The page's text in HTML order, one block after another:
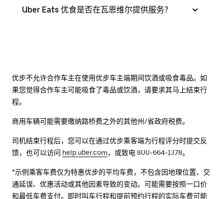
Uber Eats 优食是否在瓦恩维尔提供服务？
优步不允许合作车主在使用优步车主端期间饮酒或吸食毒品。如
果您觉得合作车主可能吸食了毒品或饮酒，请要求其马上结束行
程。
商用车辆可能需要缴纳路桥费之外的其他州/省政府税费。
司机结束行程后，您可以在通过优步乘客端为行程评分时提交反
馈，也可以访问 help.uber.com，或致电 800-664-1378。
*示例乘客车费仅为特惠优步的平均车费，不包含因地理位置、交
通延误、优惠活动或其他因素导致的变动。可能需要按照一口价
和最低车费支付。即时叫车行程和提前预约行程的实际车费可能